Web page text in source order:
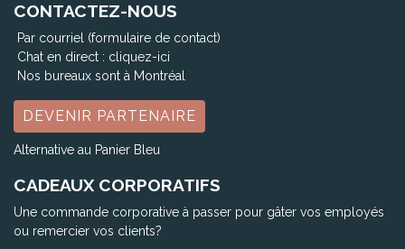
CONTACTEZ-NOUS
Par courriel (formulaire de contact)
Chat en direct : cliquez-ici
Nos bureaux sont à Montréal
DEVENIR PARTENAIRE
Alternative au Panier Bleu
CADEAUX CORPORATIFS
Une commande corporative à passer pour gâter vos employés
ou remercier vos clients?